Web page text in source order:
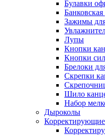
Булавки
Банковская
Зажимы
Лупы
Кнопки
Кнопки
Брелоки
Скрепки
Шило
Набор
Дыроколы
Корректирующие